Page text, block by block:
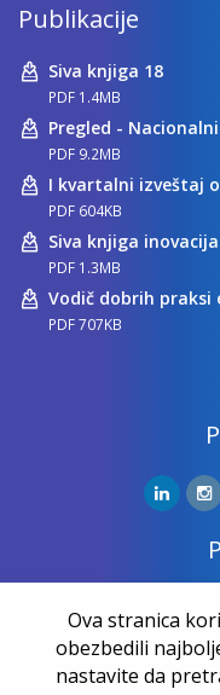
Publikacije
Siva knjiga 18
PDF 1.4MB
PDF 9.2MB
I kvartalni izveštaj
PDF 604KB
Siva knjiga
PDF 1.3MB
Vodič dobrih praksi
PDF 707KB
Ova stranica
obezbedili
nastavite da